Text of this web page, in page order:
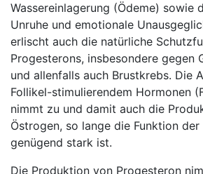
Wassereinlagerung (Ödeme) sowie
Unruhe und emotionale
erlischt auch die natürliche
Progesterons, insbesondere gegen
und allenfalls auch Brustkrebs. Die
Follikel-stimulierendem Hormonen
nimmt zu und damit auch die
Östrogen, so lange die Funktion
genügend stark ist.
Die Produktion von Progesteron